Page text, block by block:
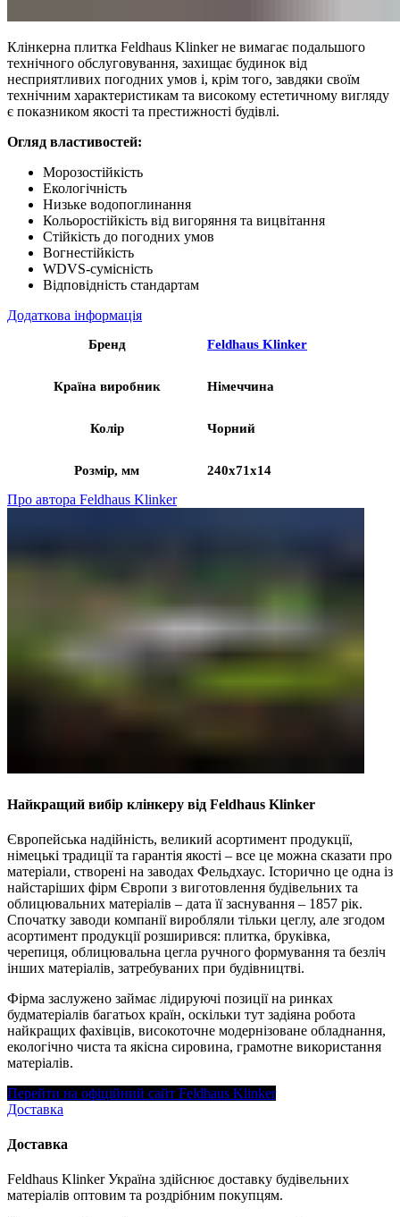
Клінкерна плитка Feldhaus Klinker не вимагає подальшого
технічного обслуговування, захищає будинок від
несприятливих погодних умов і, крім того, завдяки своїм
технічним характеристикам та високому естетичному вигляду
є показником якості та престижності будівлі.
Огляд властивостей:
Морозостійкість
Екологічність
Низьке водопоглинання
Кольоростійкість від вигоряння та вицвітання
Стійкість до погодних умов
Вогнестійкість
WDVS-сумісність
Відповідність стандартам
Додаткова інформація
Бренд Feldhaus Klinker
Країна виробник Німеччина
Колір Чорний
Розмір, мм 240x71x14
Про автора Feldhaus Klinker
Найкращий вибір клінкеру від Feldhaus Klinker
Європейська надійність, великий асортимент продукції,
німецькі традиції та гарантія якості – все це можна сказати про
матеріали, створені на заводах Фельдхаус. Історично це одна із
найстаріших фірм Європи з виготовлення будівельних та
облицювальних матеріалів – дата її заснування – 1857 рік.
Спочатку заводи компанії виробляли тільки цеглу, але згодом
асортимент продукції розширився: плитка, бруківка,
черепиця, облицювальна цегла ручного формування та безліч
інших матеріалів, затребуваних при будівництві.
Фірма заслужено займає лідируючі позиції на ринках
будматеріалів багатьох країн, оскільки тут задіяна робота
найкращих фахівців, високоточне модернізоване обладнання,
екологічно чиста та якісна сировина, грамотне використання
матеріалів.
Перейти на офіційний сайт Feldhaus Klinker
Доставка
Доставка
Feldhaus Klinker Україна здійснює доставку будівельних
матеріалів оптовим та роздрібним покупцям.